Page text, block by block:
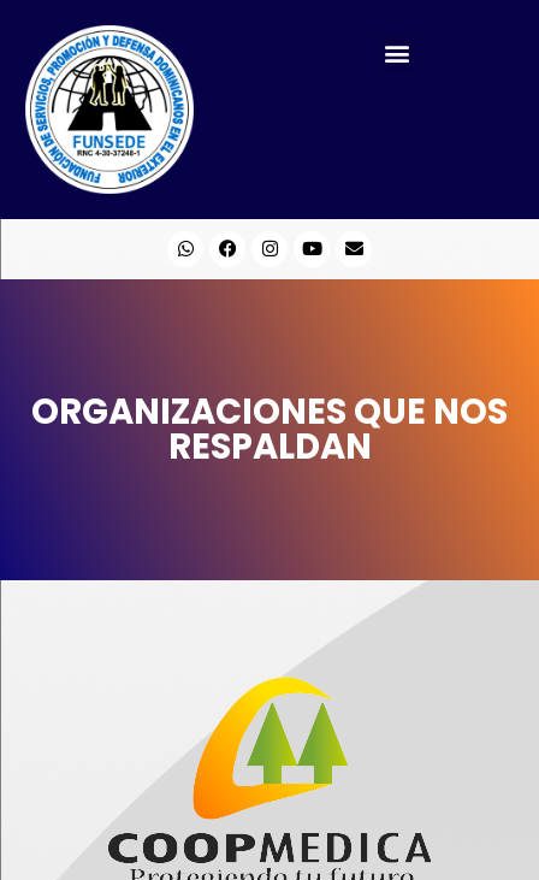
ORGANIZACIONES QUE NOS
RESPALDAN